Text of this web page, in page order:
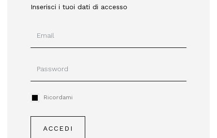
Inserisci i tuoi dati di accesso
Ricordami
ACCEDI